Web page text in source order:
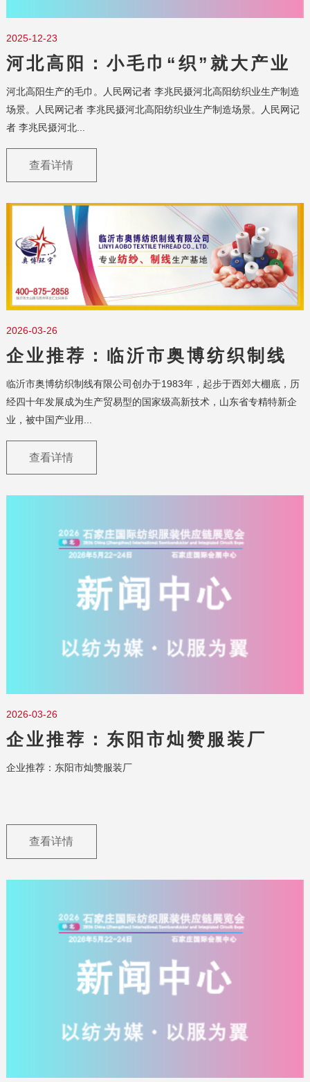
2025-12-23
河北高阳：小毛巾“织”就大产业
河北高阳生产的毛巾。人民网记者 李兆民摄河北高阳纺织业生产制造
场景。人民网记者 李兆民摄河北高阳纺织业生产制造场景。人民网记
者 李兆民摄河北...
查看详情
2026-03-26
企业推荐：临沂市奥博纺织制线
有限公司
临沂市奥博纺织制线有限公司创办于1983年，起步于西郊大棚底，历
经四十年发展成为生产贸易型的国家级高新技术，山东省专精特新企
业，被中国产业用...
查看详情
2026-03-26
企业推荐：东阳市灿赞服装厂
企业推荐：东阳市灿赞服装厂
查看详情